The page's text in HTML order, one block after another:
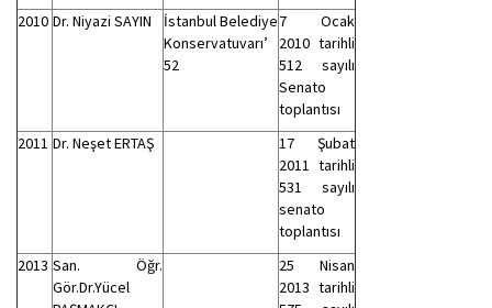
2010 Dr. Niyazi SAYIN
İstanbul Belediye
Konservatuvarı’
52
7 Ocak
2010 tarihli
512 sayılı
Senato
toplantısı
2011 Dr. Neşet ERTAŞ
17 Şubat
2011 tarihli
531 sayılı
senato
toplantısı
2013 San. Öğr.
Gör.Dr.Yücel
25 Nisan
2013 tarihli